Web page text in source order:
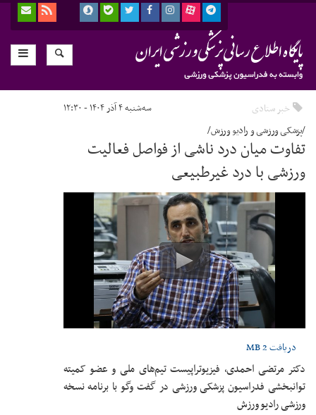
خبر ستادی سه‌شنبه ۴ آذر ۱۴۰۴ - ۱۲:۳۰
/پزشکی ورزشی و رادیو ورزش/
تفاوت میان درد ناشی از فواصل فعالیت
ورزشی با درد غیرطبیعی
دریافت2 MB
دکتر مرتضی احمدی، فیزیوتراپیست تیم‌های ملی و عضو کمیته
توانبخشی فدراسیون پزشکی ورزشی در گفت وگو با برنامه نسخه
ورزشی رادیو ورزش